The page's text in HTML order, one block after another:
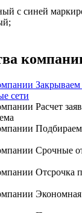
с синей
сети
Расчет
Срочные
Отсрочка
Экономная